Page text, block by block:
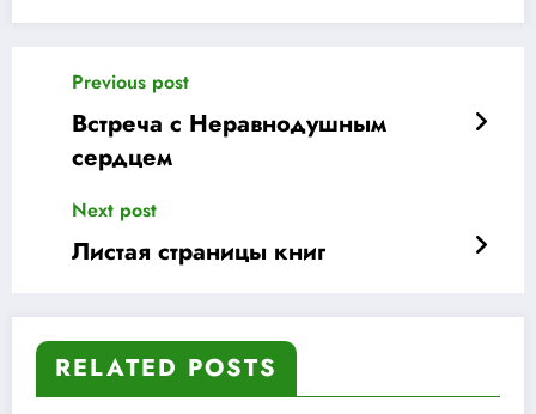
Previous post
Встреча с Неравнодушным
сердцем
Next post
Листая страницы книг
RELATED POSTS